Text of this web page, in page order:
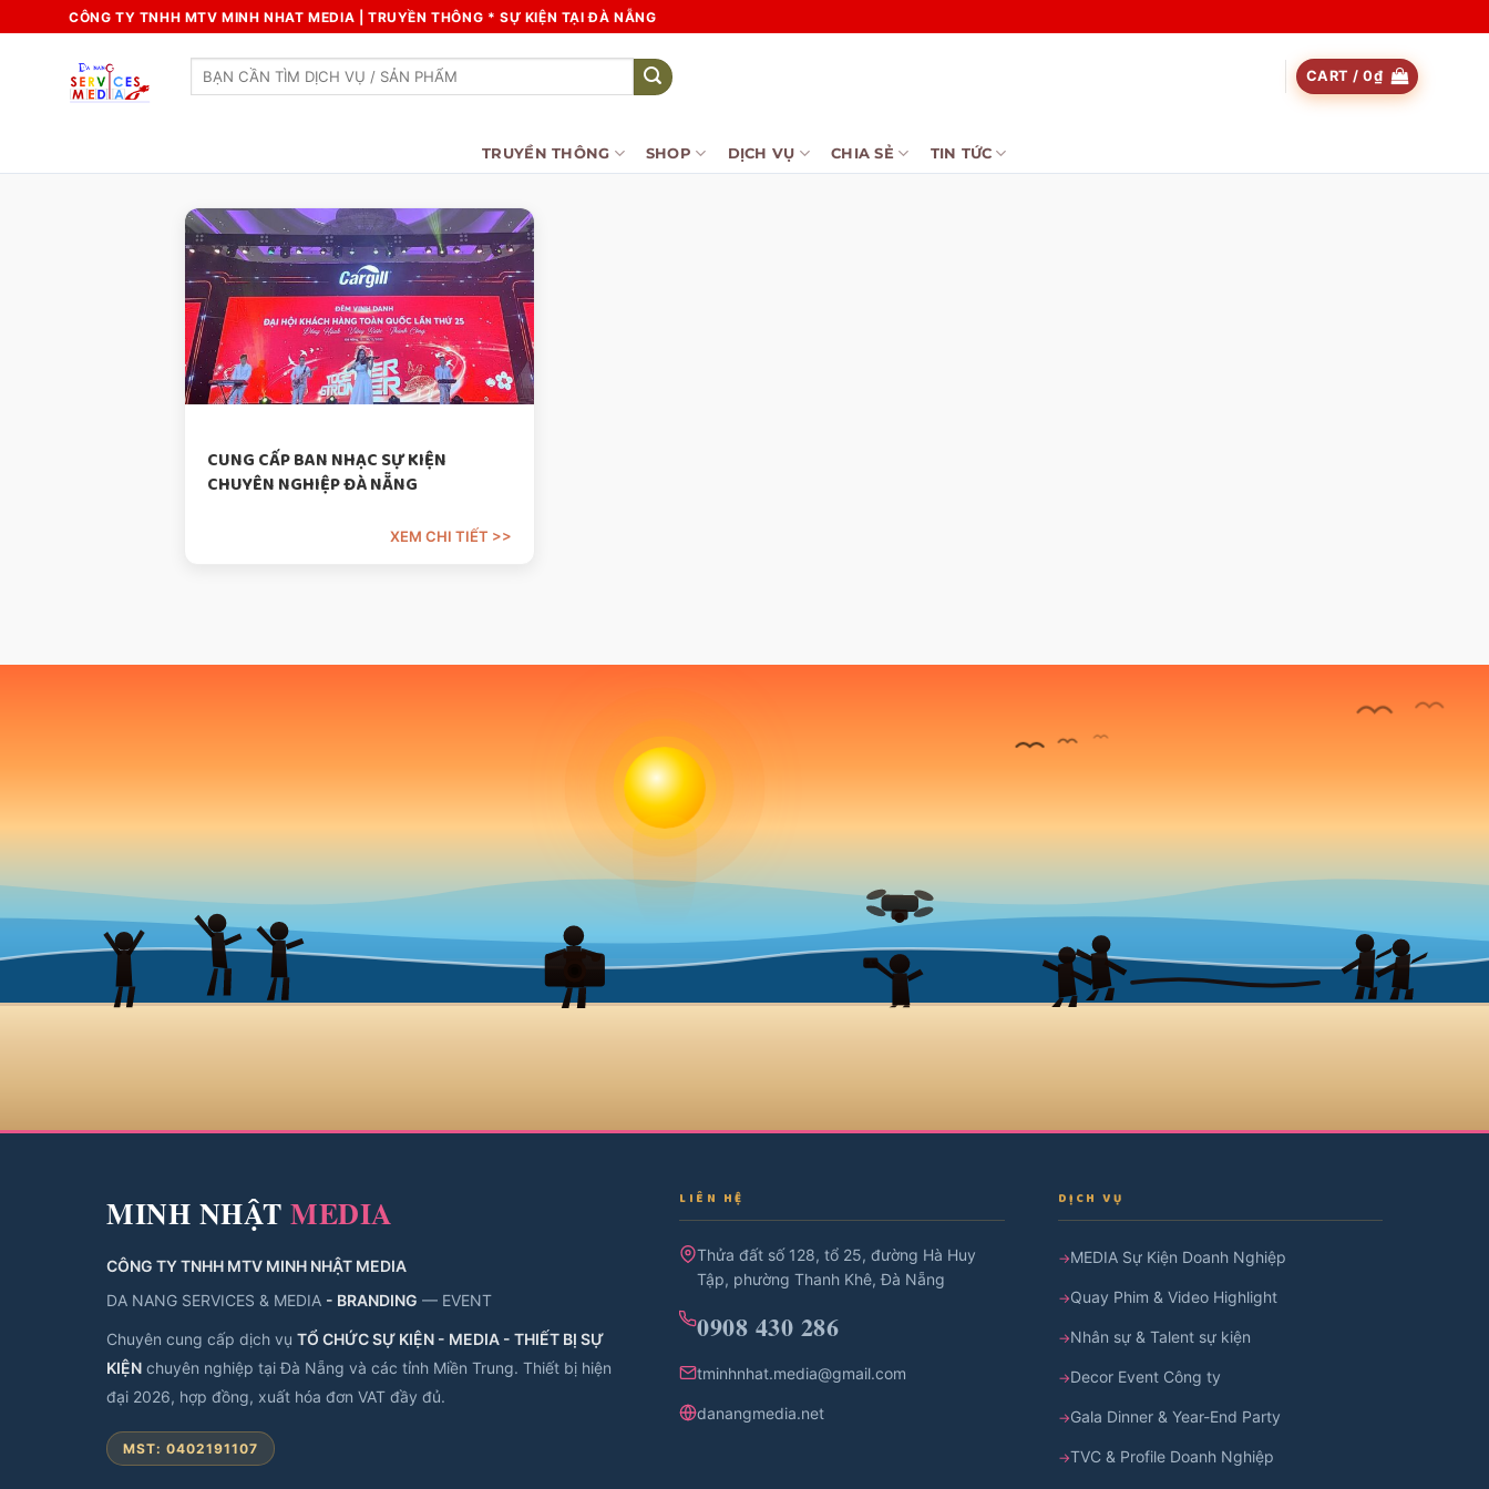
to
CÔNG TY TNHH MTV MINH NHAT MEDIA | TRUYỀN THÔNG * SỰ KIỆN TẠI ĐÀ NẴNG
Search
CART /0₫
TRUYỀN THÔNG SHOP DỊCH VỤ CHIA SẺ TIN TỨC
CUNG CẤP BAN NHẠC SỰ KIỆN
CHUYÊN NGHIỆP ĐÀ NẴNG
MINH NHẬT MEDIA
CÔNG TY TNHH MTV MINH NHẬT MEDIA
DA NANG SERVICES & MEDIA - BRANDING — EVENT
Chuyên cung cấp dịch vụ TỔ CHỨC SỰ KIỆN - MEDIA - THIẾT BỊ SỰ
KIỆN chuyên nghiệp tại Đà Nẵng và các tỉnh Miền Trung. Thiết bị hiện
đại 2026, hợp đồng, xuất hóa đơn VAT đầy đủ.
MST: 0402191107
LIÊN HỆ
Thửa đất số 128, tổ 25, đường Hà Huy
Tập, phường Thanh Khê, Đà Nẵng
0908 430 286
tminhnhat.media@gmail.com
danangmedia.net
DỊCH VỤ
MEDIA Sự Kiện Doanh Nghiệp
Quay Phim & Video Highlight
Nhân sự & Talent sự kiện
Decor Event Công ty
Gala Dinner & Year-End Party
TVC & Profile Doanh Nghiệp